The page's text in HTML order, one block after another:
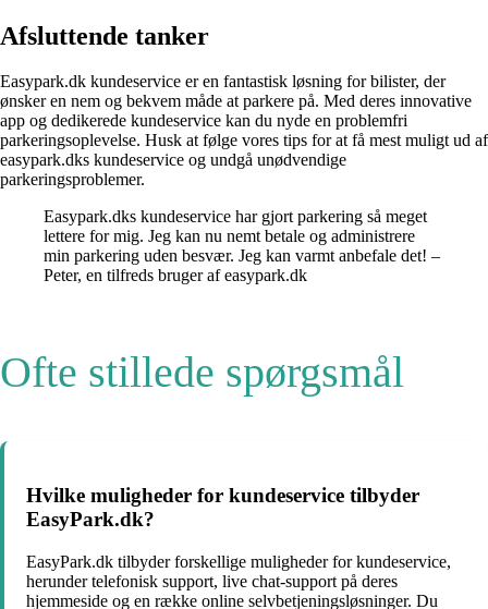
Afsluttende tanker
Easypark.dk kundeservice er en fantastisk løsning for bilister, der
ønsker en nem og bekvem måde at parkere på. Med deres innovative
app og dedikerede kundeservice kan du nyde en problemfri
parkeringsoplevelse. Husk at følge vores tips for at få mest muligt ud af
easypark.dks kundeservice og undgå unødvendige
parkeringsproblemer.
Easypark.dks kundeservice har gjort parkering så meget
lettere for mig. Jeg kan nu nemt betale og administrere
min parkering uden besvær. Jeg kan varmt anbefale det! –
Peter, en tilfreds bruger af easypark.dk
Ofte stillede spørgsmål
Hvilke muligheder for kundeservice tilbyder
EasyPark.dk?
EasyPark.dk tilbyder forskellige muligheder for kundeservice,
herunder telefonisk support, live chat-support på deres
hjemmeside og en række online selvbetjeningsløsninger. Du